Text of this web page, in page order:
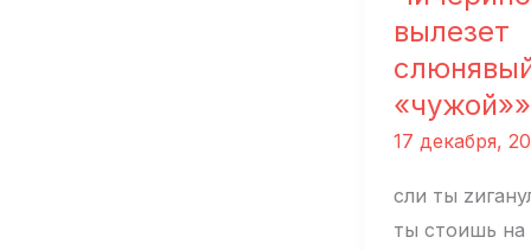
вылезет
17 декабря,
сли ты
ты стоишь на